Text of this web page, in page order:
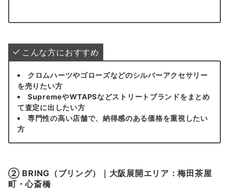
こんな方におすすめ
クロムハーツやゴローズなどのシルバーアクセサリー
を売りたい方
SupremeやWTAPSなどストリートブランドをまとめ
て査定に出したい方
専門性の高い店舗で、納得感のある価格を重視したい
方
② BRING（ブリング）｜大阪展開エリア：梅田茶屋
町・心斎橋